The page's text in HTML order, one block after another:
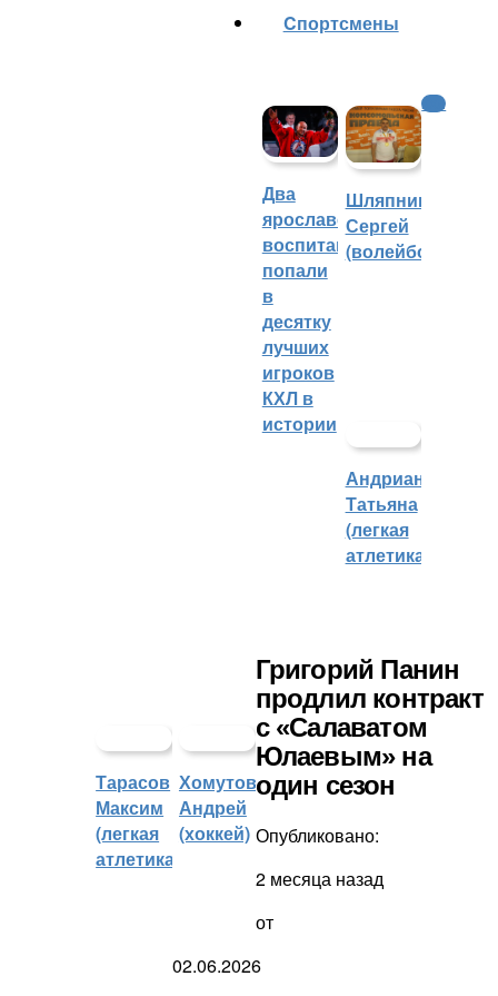
Cпортсмены
Два
ярославских
воспитанника
попали
в
десятку
лучших
игроков
КХЛ в
истории
Шляпников
Сергей
(волейбол)
Андрианова
Татьяна
(легкая
атлетика)
Тарасов
Максим
(легкая
атлетика)
Хомутов
Андрей
(хоккей)
КХЛ
Григорий Панин
продлил контракт
с «Салаватом
Юлаевым» на
один сезон
Опубликовано:
2 месяца назад
от
02.06.2026